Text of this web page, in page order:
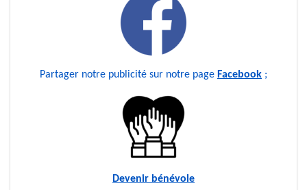
Partager notre publicité sur notre page Facebook ;
Devenir bénévole